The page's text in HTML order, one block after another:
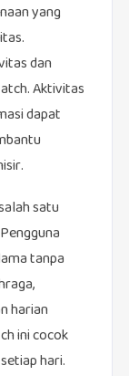
yang
dan
Aktivitas
dapat
satu
tanpa
harian
ini cocok
hari.